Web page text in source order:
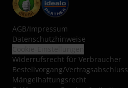
AGB/Impressum
Datenschutzhinweise
Widerrufsrecht für Verbraucher
Bestellvorgang/Vertragsabschluss
Mängelhaftungsrecht